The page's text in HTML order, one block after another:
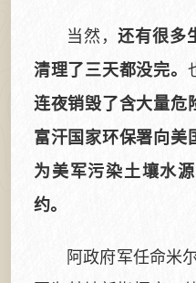
当然，还有很多
清理了三天都没完。
连夜销毁了含大量危
富汗国家环保署向美
为美军污染土壤水
约。
阿政府军任命米